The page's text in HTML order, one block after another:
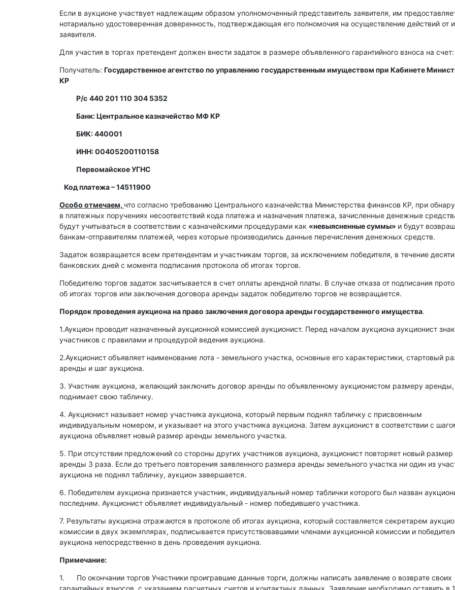
Если в аукционе участвует надлежащим образом уполномоченный представитель заявителя, им
нотариально удостоверенная доверенность, подтверждающая его полномочия на осуществление действий от
заявителя.
Для участия в торгах претендент должен внести задаток в размере объявленного гарантийного взноса на счет:
Получатель: Государственное агентство по управлению государственным имуществом при Кабинете
КР
Р/с 440 201 110 304 5352
Банк: Центральное казначейство МФ КР
БИК: 440001
ИНН: 00405200110158
Первомайское УГНС
Код платежа – 14511900
Особо отмечаем, что согласно требованию Центрального казначейства Министерства финансов КР, при
в платежных поручениях несоответствий кода платежа и назначения платежа, зачисленные денежные
будут учитываться в соответствии с казначейскими процедурами как «невыясненные суммы» и будут
банкам-отправителям платежей, через которые производились данные перечисления денежных средств.
Задаток возвращается всем претендентам и участникам торгов, за исключением победителя, в течение десяти
банковских дней с момента подписания протокола об итогах торгов.
Победителю торгов задаток засчитывается в счет оплаты арендной платы. В случае отказа от подписания
об итогах торгов или заключения договора аренды задаток победителю торгов не возвращается.
Порядок проведения аукциона на право заключения договора аренды государственного имущества.
1.Аукцион проводит назначенный аукционной комиссией аукционист. Перед началом аукциона аукционист
участников с правилами и процедурой ведения аукциона.
2.Аукционист объявляет наименование лота - земельного участка, основные его характеристики, стартовый
аренды и шаг аукциона.
3. Участник аукциона, желающий заключить договор аренды по объявленному аукционистом размеру аренды,
поднимает свою табличку.
4. Аукционист называет номер участника аукциона, который первым поднял табличку с присвоенным
индивидуальным номером, и указывает на этого участника аукциона. Затем аукционист в соответствии с
аукциона объявляет новый размер аренды земельного участка.
5. При отсутствии предложений со стороны других участников аукциона, аукционист повторяет новый размер
аренды 3 раза. Если до третьего повторения заявленного размера аренды земельного участка ни один из
аукциона не поднял табличку, аукцион завершается.
6. Победителем аукциона признается участник, индивидуальный номер таблички которого был назван
последним. Аукционист объявляет индивидуальный - номер победившего участника.
7. Результаты аукциона отражаются в протоколе об итогах аукциона, который составляется секретарем
комиссии в двух экземплярах, подписывается присутствовавшими членами аукционной комиссии и
аукциона непосредственно в день проведения аукциона.
Примечание:
1. По окончании торгов Участники проигравшие данные торги, должны написать заявление о возврате своих
гарантийных взносов, с указанием расчетных счетов и контактных данных. Заявление необходимо оставить в